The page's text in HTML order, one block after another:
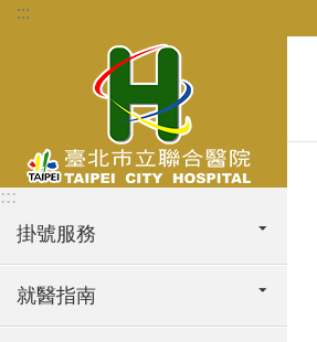
跳到主要內容區塊
:::
:::
掛號服務
就醫指南